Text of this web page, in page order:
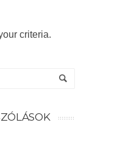
criteria.